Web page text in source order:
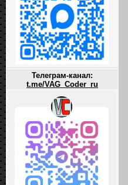
Телеграм-канал:
t.me/VAG_Coder_ru